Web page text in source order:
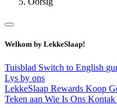
Welkom by LekkeSlaap!
Tuisblad Switch to English
Lys by ons
LekkeSlaap Rewards Koop
Teken aan Wie Is Ons Kontak